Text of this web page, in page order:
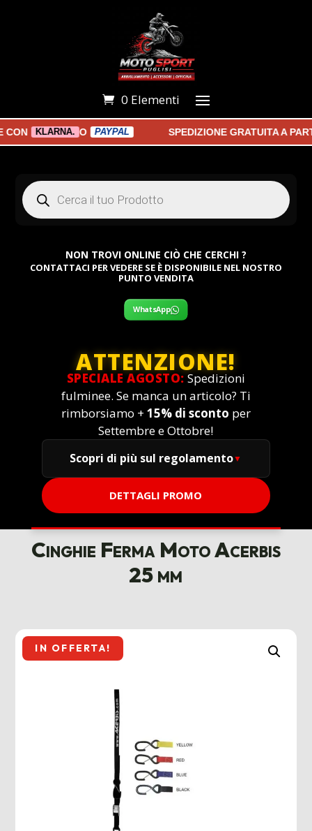
0 Elementi
KLARNA. O PAYPAL SPEDIZIONE GRATUITA A
Products
search
NON TROVI ONLINE CIÒ CHE CERCHI ?
CONTATTACI PER VEDERE SE È DISPONIBILE NEL NOSTRO
PUNTO VENDITA
WhatsApp
ATTENZIONE!
SPECIALE AGOSTO: Spedizioni
fulminee. Se manca un articolo? Ti
rimborsiamo + 15% di sconto per
Settembre e Ottobre!
Scopri di più sul regolamento
DETTAGLI PROMO
Cinghie Ferma Moto Acerbis
25 mm
IN OFFERTA!